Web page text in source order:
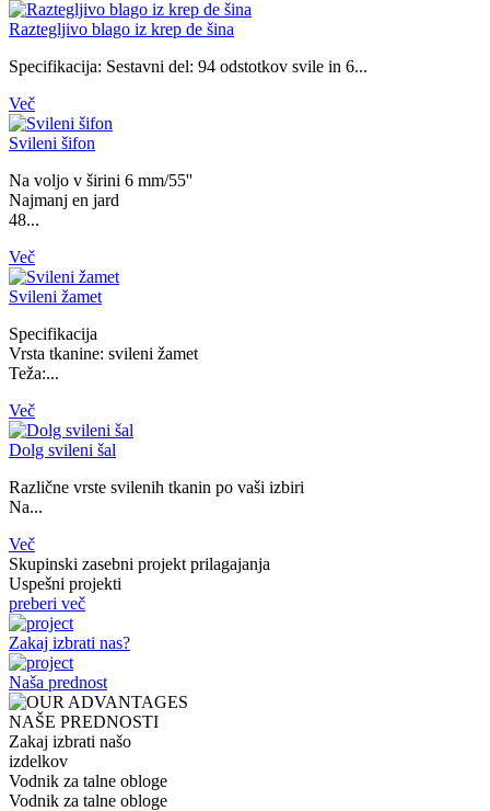
Raztegljivo blago iz krep de šina
Specifikacija: Sestavni del: 94 odstotkov svile in 6...
Več
Svileni šifon
Na voljo v širini 6 mm/55''
Najmanj en jard
48...
Več
Svileni žamet
Specifikacija
Vrsta tkanine: svileni žamet
Teža:...
Več
Dolg svileni šal
Različne vrste svilenih tkanin po vaši izbiri
Na...
Več
Skupinski zasebni projekt prilagajanja
Uspešni projekti
preberi več
Zakaj izbrati nas?
Naša prednost
NAŠE PREDNOSTI
Zakaj izbrati našo
izdelkov
Vodnik za talne obloge
Vodnik za talne obloge